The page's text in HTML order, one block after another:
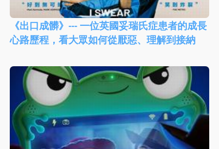
《出口成髒》--- 一位英國妥瑞氏症患者的成長
心路歷程，看大眾如何從厭惡、理解到接納